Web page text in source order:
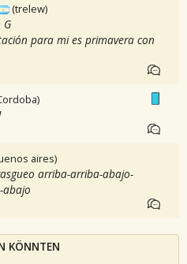
(trelew)
G
para mi es primavera con
aires)
arriba-arriba-abajo-
KÖNNTEN